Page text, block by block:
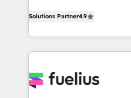
'𝗖𝗼𝗻𝘁𝗮𝗰𝘁 𝗯𝘂𝘀𝗶𝗻𝗲𝘀𝘀'
𝘴𝘶𝘱𝘦𝘳 𝘳𝘦𝘴𝘱𝘰𝘯𝘴𝘪𝘷𝘦)
implement the platform
environments, optimise
sure you can actually
for you and execute it on HubSpot.
Solutions Partner4.9